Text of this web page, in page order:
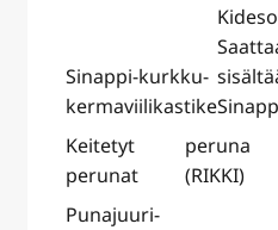
Sinappi-kurkku-
kermaviilikastike
Keitetyt
perunat
peruna
(RIKKI)
Punajuuri-